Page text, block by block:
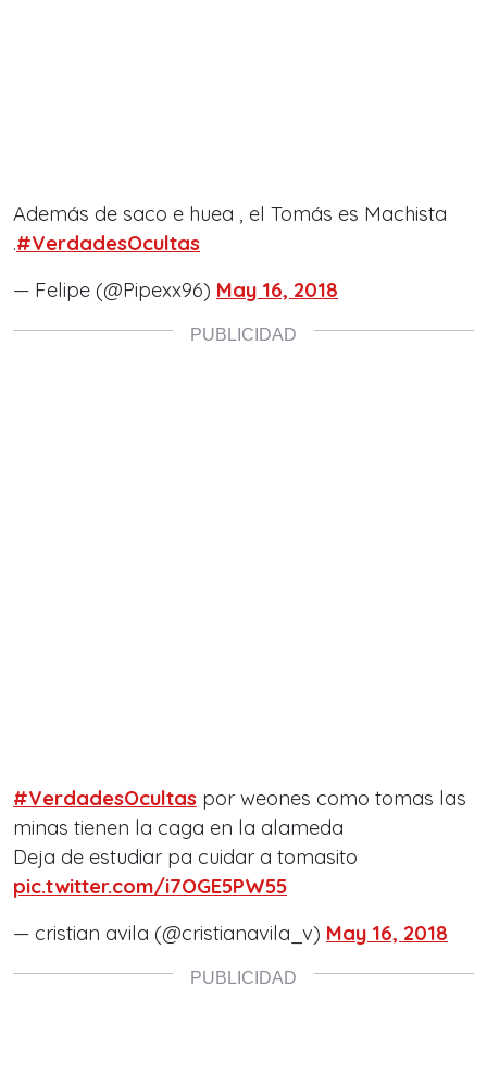
Además de saco e huea , el Tomás es Machista
.#VerdadesOcultas
— Felipe (@Pipexx96) May 16, 2018
#VerdadesOcultas por weones como tomas las
minas tienen la caga en la alameda
Deja de estudiar pa cuidar a tomasito
pic.twitter.com/i7OGE5PW55
— cristian avila (@cristianavila_v) May 16, 2018